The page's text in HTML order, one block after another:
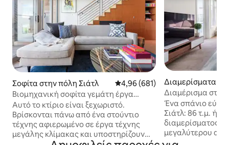
Σοφίτα στην πόλη Σιάτλ Μέση βαθμολογία: 4,96 στα 5,
4,96 (681)
Βιομηχανική σοφίτα γεμάτη έργα
τέχνης στο South Lake Union
Αυτό το κτίριο είναι ξεχωριστό.
Βρίσκονται πάνω από ένα στούντιο
τέχνης αφιερωμένο σε έργα τέχνης
μεγάλης κλίμακας και υποστηρίζουν
Διαμερίσματα
οικία στην πόλη
Διαμέρισμα στην
Περπατήστε
Γκαράζ
Ένα σπάνιο
Σιάτλ: 86 τ.μ.
διαμερίσματος
μεγαλύτερου από
σουίτες